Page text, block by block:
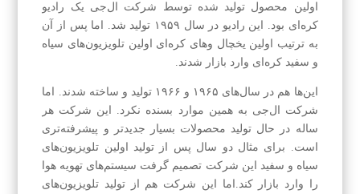
اولین محصول تولید شده توسط شرکت ال‌جی یک رادیو
کره‌ای بود. این رادیو در سال ۱۹۵۹ تولید شد. اما پس از آن
به ترتیب اولین یخچال‌ وهای کره‌ای اولین تلویزیون‌های سیاه
و سفید کره‌ای وارد بازار شدند.
این‌ها هم در سال‌های ۱۹۶۵ و ۱۹۶۶ تولید و ساخته شدند. اما
شرکت ال‌جی به همین موارد بسنده نکرد. این شرکت هر
ساله در حال تولید محصولات بسیار جدیدتر و پیشرفته‌تری
است. برای مثال دو سال پس از تولید اولین تلویزیون‌های
سیاه و سفید این شرکت تصمیم گرفت سیستم‌های تهویه هوا
را وارد بازار کند.اما این شرکت هم از تولید تلویزیون‌های